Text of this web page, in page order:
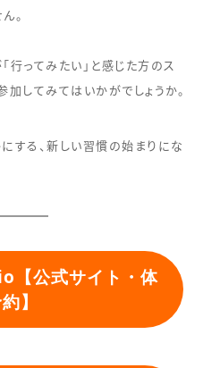
。
行ってみたい」と感じた方のス
加してみてはいかがでしょうか。
する、新しい習慣の始まりにな
公式サイト・体
】